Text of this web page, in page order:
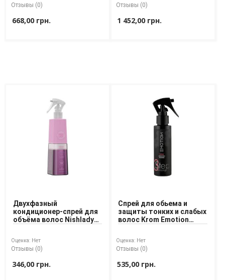
Отзывы (0)
668,00 грн.
Отзывы (0)
1 452,00 грн.
Двухфазный
кондиционер-спрей для
объёма волос Nishlady
Оценка: Нет
Отзывы (0)
346,00 грн.
Спрей для обьема и
защиты тонких и слабых
волос Krom Emotion
Оценка: Нет
Отзывы (0)
535,00 грн.